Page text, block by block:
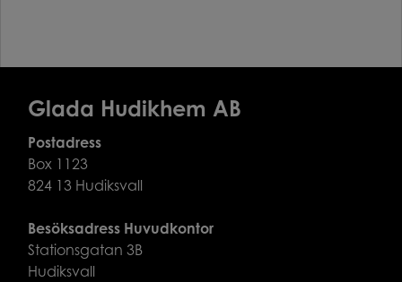
Glada Hudikhem AB
Postadress
Box 1123
824 13 Hudiksvall
Besöksadress Huvudkontor
Stationsgatan 3B
Hudiksvall